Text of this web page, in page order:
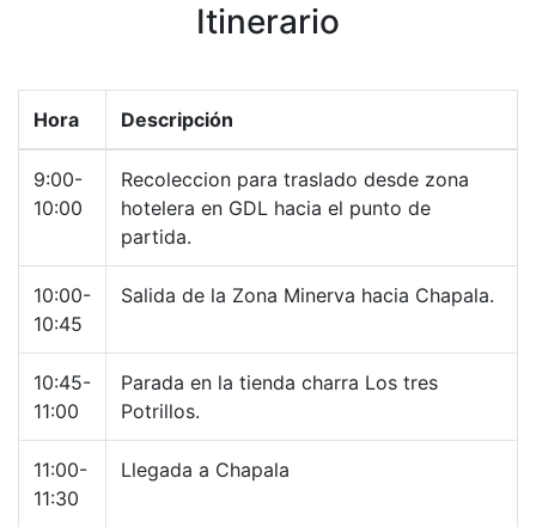
Itinerario
Hora Descripción
9:00-
10:00
Recoleccion para traslado desde zona
hotelera en GDL hacia el punto de
partida.
10:00-
10:45
Salida de la Zona Minerva hacia Chapala.
10:45-
11:00
Parada en la tienda charra Los tres
Potrillos.
11:00-
11:30
Llegada a Chapala